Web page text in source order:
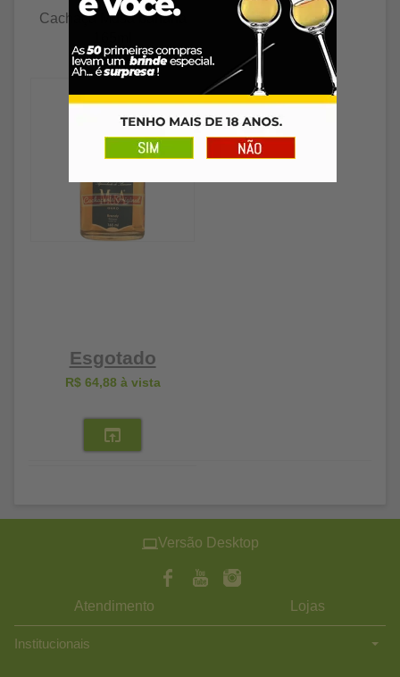
Cachaça Musa banana
Esgotado
R$ 64,88 à vista
Versão Desktop
Atendimento Lojas
Institucionais